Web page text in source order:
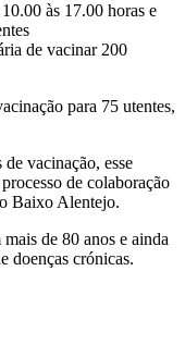
às 17.00 horas e
de vacinar 200
para 75 utentes,
vacinação, esse
de colaboração
Baixo Alentejo.
de 80 anos e ainda
doenças crónicas.